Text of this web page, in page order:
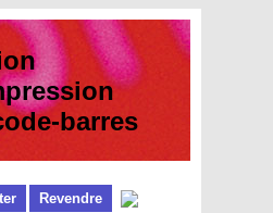
barres
Revendre